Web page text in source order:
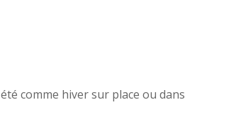
été comme hiver sur place ou dans